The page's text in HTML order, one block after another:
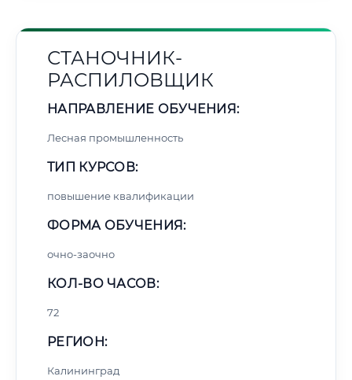
СТАНОЧНИК-
РАСПИЛОВЩИК
НАПРАВЛЕНИЕ ОБУЧЕНИЯ:
Лесная промышленность
ТИП КУРСОВ:
повышение квалификации
ФОРМА ОБУЧЕНИЯ:
очно-заочно
КОЛ-ВО ЧАСОВ:
72
РЕГИОН:
Калининград